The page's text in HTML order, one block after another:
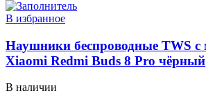
В избранное
Наушники беспроводные TWS
Xiaomi Redmi Buds 8 Pro чёрный
В наличии